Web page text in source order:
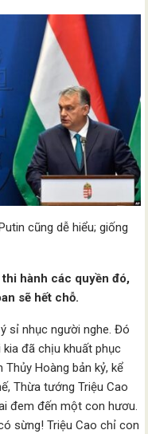
cũng dễ hiểu; giống
hành các quyền đó,
sẽ hết chỗ.
sỉ nhục người nghe. Đó
đã chịu khuất phục
Thủy Hoàng bản kỷ, kể
Thừa tướng Triệu Cao
đem đến một con hươu.
sừng! Triệu Cao chỉ con